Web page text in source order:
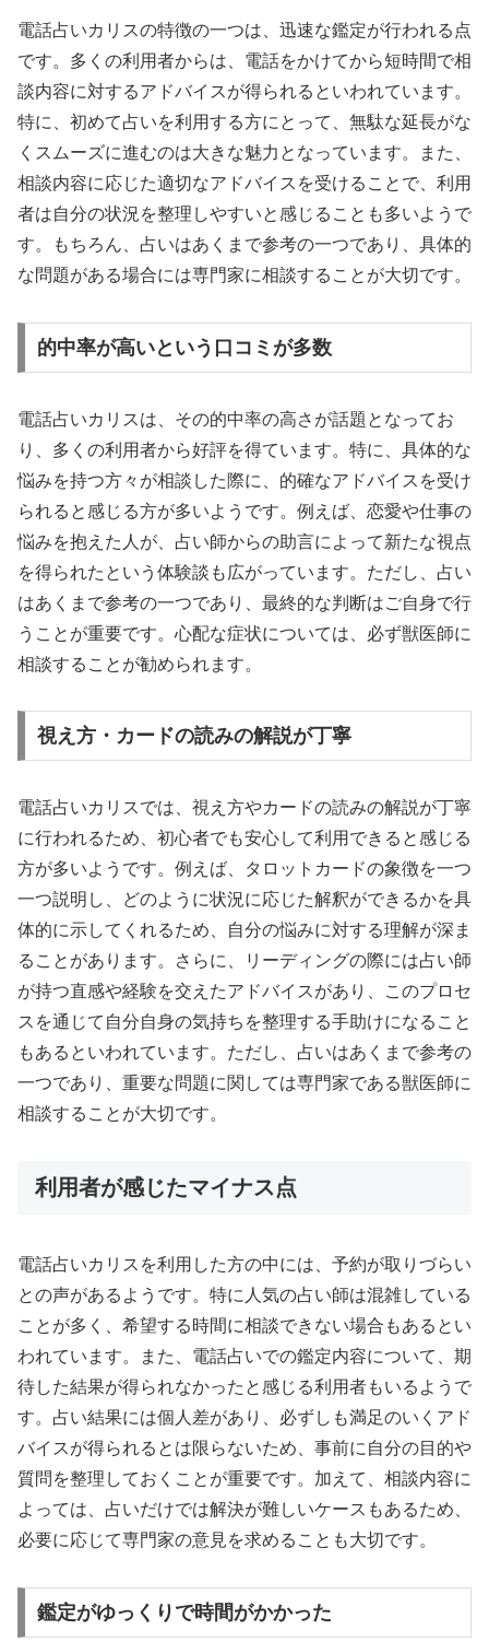
電話占いカリスの特徴の一つは、迅速な鑑定が行われる点
です。多くの利用者からは、電話をかけてから短時間で相
談内容に対するアドバイスが得られるといわれています。
特に、初めて占いを利用する方にとって、無駄な延長がな
くスムーズに進むのは大きな魅力となっています。また、
相談内容に応じた適切なアドバイスを受けることで、利用
者は自分の状況を整理しやすいと感じることも多いようで
す。もちろん、占いはあくまで参考の一つであり、具体的
な問題がある場合には専門家に相談することが大切です。
的中率が高いという口コミが多数
電話占いカリスは、その的中率の高さが話題となってお
り、多くの利用者から好評を得ています。特に、具体的な
悩みを持つ方々が相談した際に、的確なアドバイスを受け
られると感じる方が多いようです。例えば、恋愛や仕事の
悩みを抱えた人が、占い師からの助言によって新たな視点
を得られたという体験談も広がっています。ただし、占い
はあくまで参考の一つであり、最終的な判断はご自身で行
うことが重要です。心配な症状については、必ず獣医師に
相談することが勧められます。
視え方・カードの読みの解説が丁寧
電話占いカリスでは、視え方やカードの読みの解説が丁寧
に行われるため、初心者でも安心して利用できると感じる
方が多いようです。例えば、タロットカードの象徴を一つ
一つ説明し、どのように状況に応じた解釈ができるかを具
体的に示してくれるため、自分の悩みに対する理解が深ま
ることがあります。さらに、リーディングの際には占い師
が持つ直感や経験を交えたアドバイスがあり、このプロセ
スを通じて自分自身の気持ちを整理する手助けになること
もあるといわれています。ただし、占いはあくまで参考の
一つであり、重要な問題に関しては専門家である獣医師に
相談することが大切です。
利用者が感じたマイナス点
電話占いカリスを利用した方の中には、予約が取りづらい
との声があるようです。特に人気の占い師は混雑している
ことが多く、希望する時間に相談できない場合もあるとい
われています。また、電話占いでの鑑定内容について、期
待した結果が得られなかったと感じる利用者もいるようで
す。占い結果には個人差があり、必ずしも満足のいくアド
バイスが得られるとは限らないため、事前に自分の目的や
質問を整理しておくことが重要です。加えて、相談内容に
よっては、占いだけでは解決が難しいケースもあるため、
必要に応じて専門家の意見を求めることも大切です。
鑑定がゆっくりで時間がかかった